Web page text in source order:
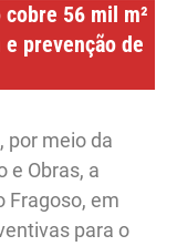
56 mil m²
prevenção de
por meio da
e Obras, a
Fragoso, em
para o